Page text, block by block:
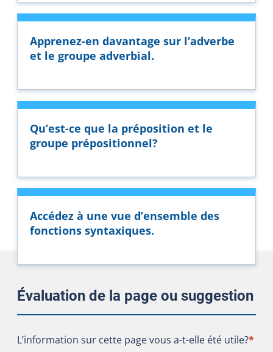
Apprenez-en davantage sur l’adverbe
et le groupe adverbial.
Qu’est-ce que la préposition et le
groupe prépositionnel?
Accédez à une vue d’ensemble des
fonctions syntaxiques.
Évaluation de la page ou suggestion
L’information sur cette page vous a-t-elle été utile?
L’information sur cette page vous a-t-elle été utile?*